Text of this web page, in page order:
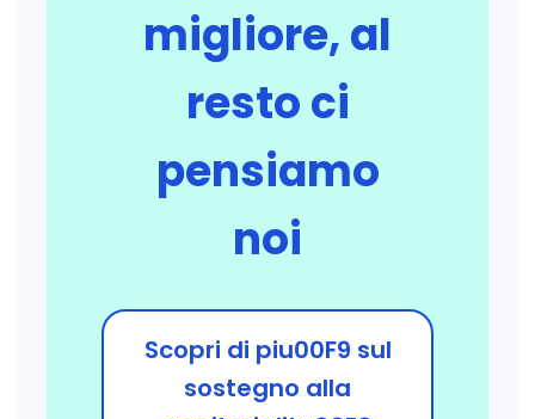
migliore, al
resto ci
pensiamo
noi
Scopri di piu00F9 sul
sostegno alla